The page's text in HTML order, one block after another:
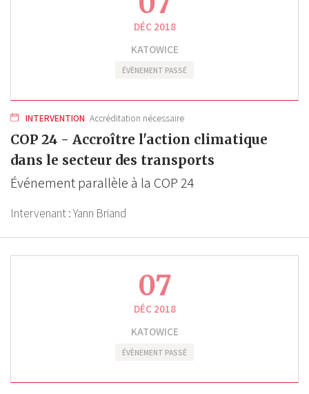
DÉC 2018
KATOWICE
ÉVÈNEMENT PASSÉ
INTERVENTION Accréditation nécessaire
COP 24 - Accroître l'action climatique
dans le secteur des transports
Événement parallèle à la COP 24
Intervenant :Yann Briand
07
DÉC 2018
KATOWICE
ÉVÈNEMENT PASSÉ